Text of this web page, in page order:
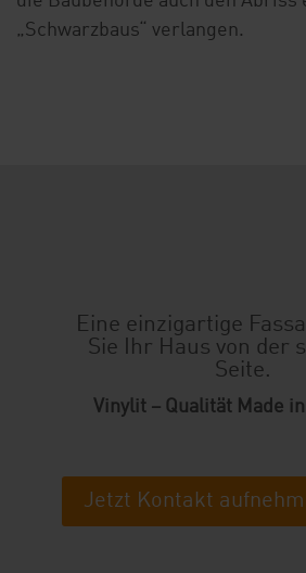
„Schwarzbaus“ verlangen.
Eine einzigartige
Sie Ihr Haus von der
Seite.
Vinylit – Qualität Made
Jetzt Kontakt